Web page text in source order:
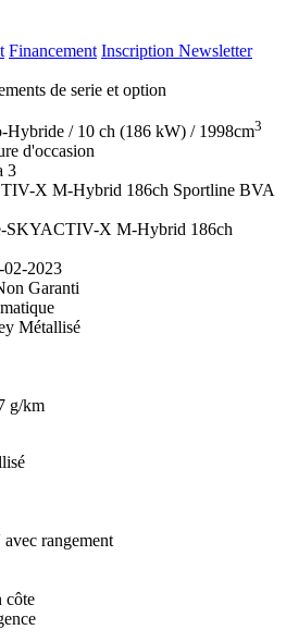
Financement Inscription Newsletter
de serie et option
Hybride / 10 ch (186 kW) / 1998cm3
d'occasion
3
X M-Hybrid 186ch Sportline BVA
SKYACTIV-X M-Hybrid 186ch
02-2023
Garanti
Métallisé
g/km
rangement
côte